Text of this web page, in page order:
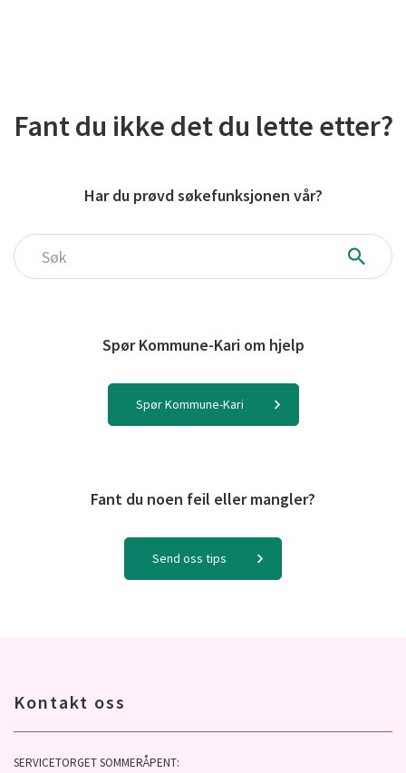
Fant du ikke det du lette etter?
Har du prøvd søkefunksjonen vår?
Søk
Spør Kommune-Kari om hjelp
Spør Kommune-Kari
Fant du noen feil eller mangler?
Send oss tips
Kontakt oss
SERVICETORGET SOMMERÅPENT: